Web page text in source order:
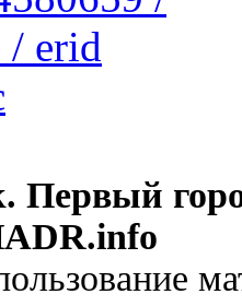
Первый